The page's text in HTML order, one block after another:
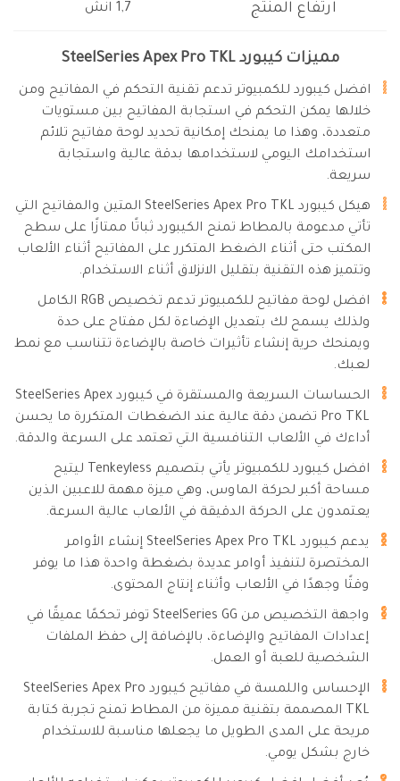
ارتفاع المنتج 1,7 انش
مميزات كيبورد SteelSeries Apex Pro TKL
افضل كيبورد للكمبيوتر تدعم تقنية التحكم في المفاتيح ومن
خلالها يمكن التحكم في استجابة المفاتيح بين مستويات
متعددة، وهذا ما يمنحك إمكانية تحديد لوحة مفاتيح تلائم
استخدامك اليومي لاستخدامها بدقة عالية واستجابة
سريعة.
هيكل كيبورد SteelSeries Apex Pro TKL المتين والمفاتيح التي
تأتي مدعومة بالمطاط تمنح الكيبورد ثباتًا ممتازًا على سطح
المكتب حتى أثناء الضغط المتكرر على المفاتيح أثناء الألعاب
وتتميز هذه التقنية بتقليل الانزلاق أثناء الاستخدام.
افضل لوحة مفاتيح للكمبيوتر تدعم تخصيص RGB الكامل
ولذلك يسمح لك بتعديل الإضاءة لكل مفتاح على حدة
ويمنحك حرية إنشاء تأثيرات خاصة بالإضاءة تتناسب مع نمط
لعبك.
الحساسات السريعة والمستقرة في كيبورد SteelSeries Apex
Pro TKL تضمن دقة عالية عند الضغطات المتكررة ما يحسن
أداءك في الألعاب التنافسية التي تعتمد على السرعة والدقة.
افضل كيبورد للكمبيوتر يأتي بتصميم Tenkeyless ليتيح
مساحة أكبر لحركة الماوس، وهي ميزة مهمة للاعبين الذين
يعتمدون على الحركة الدقيقة في الألعاب عالية السرعة.
يدعم كيبورد SteelSeries Apex Pro TKL إنشاء الأوامر
المختصرة لتنفيذ أوامر عديدة بضغطة واحدة هذا ما يوفر
وقتًا وجهدًا في الألعاب وأثناء إنتاج المحتوى.
واجهة التخصيص من SteelSeries GG توفر تحكمًا عميقًا في
إعدادات المفاتيح والإضاءة، بالإضافة إلى حفظ الملفات
الشخصية للعبة أو العمل.
الإحساس واللمسة في مفاتيح كيبورد SteelSeries Apex Pro
TKL المصممة بتقنية مميزة من المطاط تمنح تجربة كتابة
مريحة على المدى الطويل ما يجعلها مناسبة للاستخدام
خارج بشكل يومي.